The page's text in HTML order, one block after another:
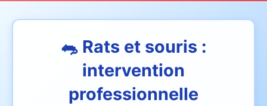
🐀 Rats et souris :
intervention
professionnelle